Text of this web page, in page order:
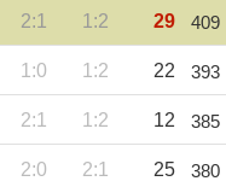
2:1 1:2 29 409
1:0 1:2 22 393
2:1 1:2 12 385
2:0 2:1 25 380